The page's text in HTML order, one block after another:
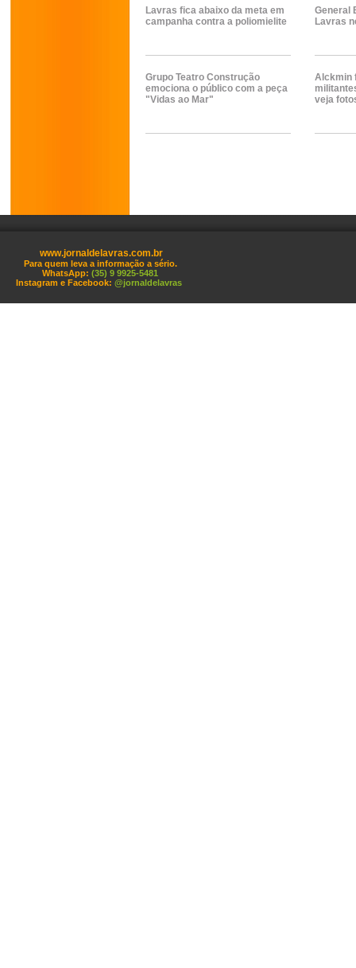
Lavras fica abaixo da meta em
campanha contra a poliomielite
General
Lavras
Grupo Teatro Construção
emociona o público com a peça
"Vidas ao Mar"
Alckmin
veja
www.jornaldelavras.com.br
Para quem leva a informação a sério.
WhatsApp: (35) 9 9925-5481
Instagram e Facebook: @jornaldelavras